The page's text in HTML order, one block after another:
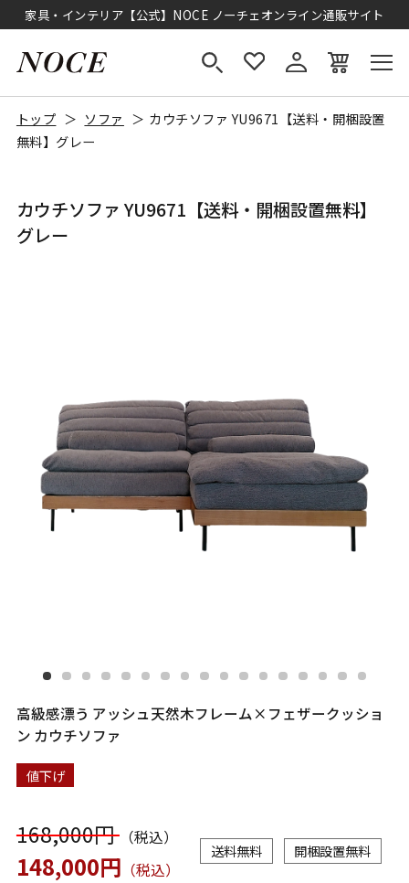
家具・インテリア【公式】NOCE ノーチェオンライン通販サイト
トップ ソファ
カウチソファ YU9671【送料・開梱設置
無料】グレー
カウチソファ YU9671【送料・開梱設置無料】
グレー
高級感漂う アッシュ天然木フレーム×フェザークッショ
ン カウチソファ
値下げ
168,000円（税込）
148,000円 （税込）
送料無料 開梱設置無料